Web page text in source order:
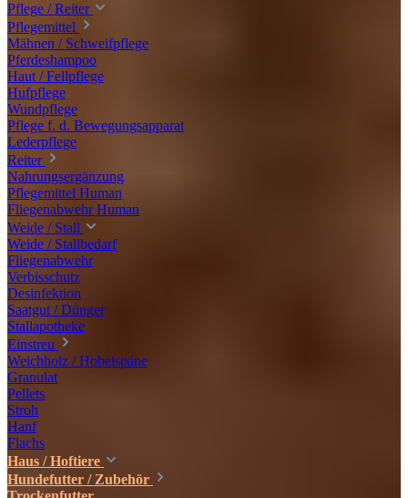
Pflege / Reiter
Pflegemittel
Mähnen / Schweifpflege
Pferdeshampoo
Haut / Fellpflege
Hufpflege
Wundpflege
Pflege f. d. Bewegungsapparat
Lederpflege
Reiter
Nahrungsergänzung
Pflegemittel Human
Fliegenabwehr Human
Weide / Stall
Weide / Stallbedarf
Fliegenabwehr
Verbisschutz
Desinfektion
Saatgut / Dünger
Stallapotheke
Einstreu
Weichholz / Hobelspäne
Granulat
Pellets
Stroh
Hanf
Flachs
Haus / Hoftiere
Hundefutter / Zubehör